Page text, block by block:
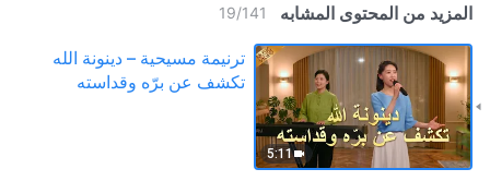
المزيد من المحتوى المشابه 19/141
5:11
ترنيمة مسيحية – دينونة الله
تكشف عن برّه وقداسته